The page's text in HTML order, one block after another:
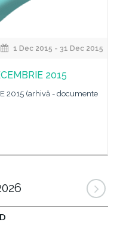
1 Dec 2015 - 31 Dec 2015
2015
2015 (arhivă - documente
D